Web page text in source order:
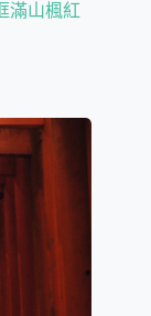
滿山楓紅